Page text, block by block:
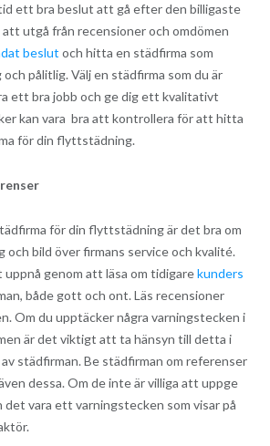
ett bra beslut att gå efter den billigaste
utgå från recensioner och omdömen
beslut och hitta en städfirma som
pålitlig. Välj en städfirma som du är
ett bra jobb och ge dig ett kvalitativt
kan vara bra att kontrollera för att hitta
för din flyttstädning.
för din flyttstädning är det bra om
bild över firmans service och kvalité.
genom att läsa om tidigarekunders
både gott och ont. Läs recensioner
Om du upptäcker några varningstecken i
är det viktigt att ta hänsyn till detta i
städfirman. Be städfirman om referenser
dessa. Om de inte är villiga att uppge
det vara ett varningstecken som visar på